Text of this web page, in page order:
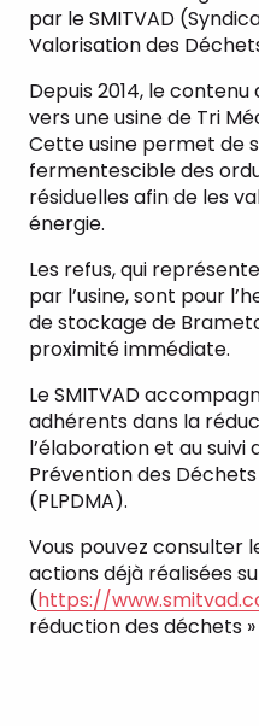
par le SMITVAD
Valorisation des
Depuis 2014, le
vers une usine de Tri
Cette usine permet de
fermentescible des
résiduelles afin de les
énergie.
Les refus, qui
par l’usine, sont pour
de stockage de
proximité immédiate.
Le SMITVAD
adhérents dans la
l’élaboration et au suivi
Prévention des
(PLPDMA).
Vous pouvez consulter
actions déjà réalisées
(https://
réduction des déchets »